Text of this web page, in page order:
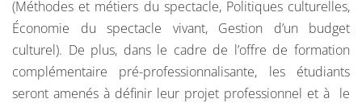
(Méthodes et métiers du spectacle, Politiques culturelles,
Économie du spectacle vivant, Gestion d’un budget
culturel). De plus, dans le cadre de l’offre de formation
complémentaire pré-professionnalisante, les étudiants
seront amenés à définir leur projet professionnel et à le